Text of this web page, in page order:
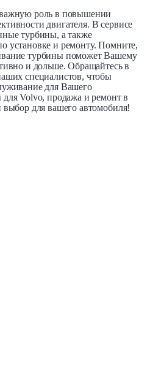
роль в повышении
двигателя. В сервисе
турбины, а также
установке и ремонту. Помните,
турбины поможет Вашему
и дольше. Обращайтесь в
специалистов, чтобы
для Вашего
Volvo, продажа и ремонт в
для вашего автомобиля!